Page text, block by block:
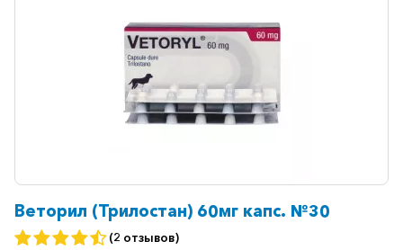
Веторил (Трилостан) 60мг капс. №30
(2 отзывов)